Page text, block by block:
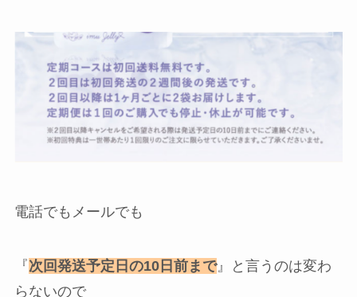
電話でもメールでも
『次回発送予定日の10日前まで』と言うのは変わ
らないので